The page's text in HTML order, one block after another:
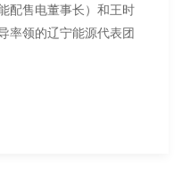
配售电董事长）和王时
率领的辽宁能源代表团